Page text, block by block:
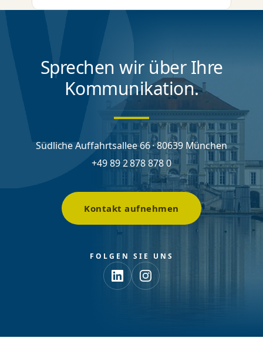
Sprechen wir über Ihre
Kommunikation.
Südliche Auffahrtsallee 66 · 80639 München
+49 89 2 878 878 0
Kontakt aufnehmen
FOLGEN SIE UNS